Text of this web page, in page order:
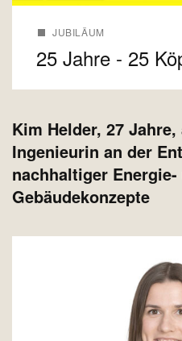
JUBILÄUM
25 Jahre - 25
Kim Helder, 27
Ingenieurin an der
nachhaltiger Energie-
Gebäudekonzepte